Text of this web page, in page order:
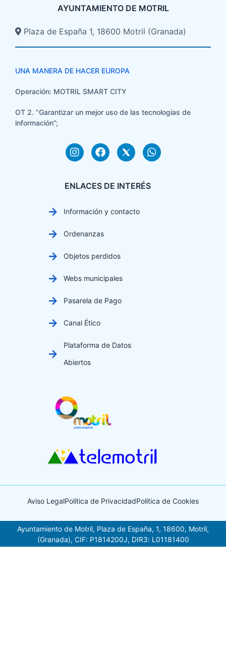
AYUNTAMIENTO DE MOTRIL
Plaza de España 1, 18600 Motril (Granada)​
UNA MANERA DE HACER EUROPA
Operación: MOTRIL SMART CITY
OT 2. “Garantizar un mejor uso de las tecnologías de
información”;
ENLACES DE INTERÉS
Información y contacto
Ordenanzas
Objetos perdidos
Webs municipales
Pasarela de Pago
Canal Ético
Plataforma de Datos
Abiertos
Aviso LegalPolítica de PrivacidadPolítica de Cookies
Ayuntamiento de Motril, Plaza de España, 1, 18600, Motril,
(Granada), CIF: P1814200J, DIR3: L01181400